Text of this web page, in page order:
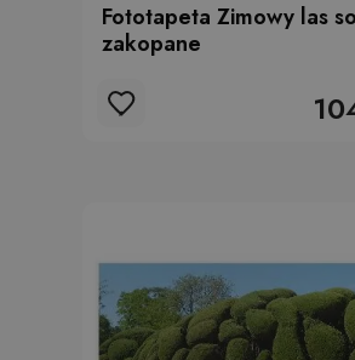
Fototapeta Zimowy las
zakopane